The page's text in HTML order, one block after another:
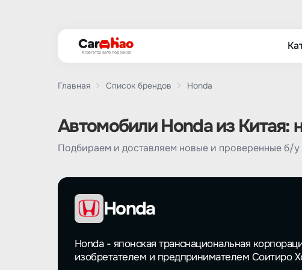
Агрегатор авто под заказ
Главная Список брендов Honda
Автомобили Honda из Китая:
Подбираем и доставляем новые и проверенные б/
Honda
Honda - японская транснациональная
изобретателем и предпринимателем Соитиро